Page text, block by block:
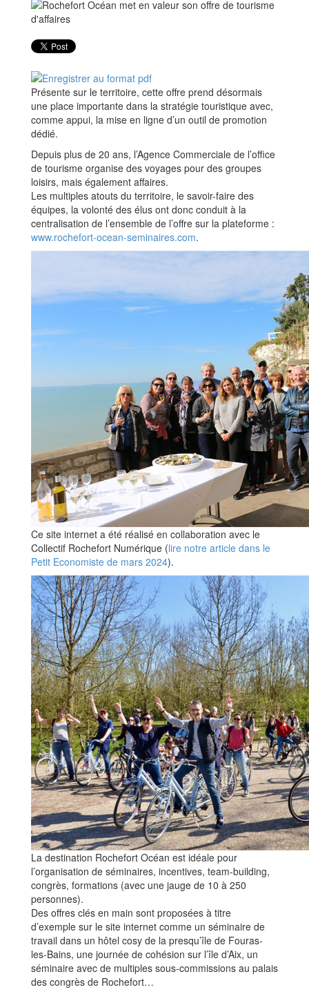
Présente sur le territoire, cette offre prend désormais
une place importante dans la stratégie touristique avec,
comme appui, la mise en ligne d’un outil de promotion
dédié.
Depuis plus de 20 ans, l’Agence Commerciale de l’office
de tourisme organise des voyages pour des groupes
loisirs, mais également affaires.
Les multiples atouts du territoire, le savoir-faire des
équipes, la volonté des élus ont donc conduit à la
centralisation de l’ensemble de l’offre sur la plateforme :
www.rochefort-ocean-seminaires.com.
Ce site internet a été réalisé en collaboration avec le
Collectif Rochefort Numérique (lire notre article dans le
Petit Economiste de mars 2024).
La destination Rochefort Océan est idéale pour
l’organisation de séminaires, incentives, team-building,
congrès, formations (avec une jauge de 10 à 250
personnes).
Des offres clés en main sont proposées à titre
d’exemple sur le site internet comme un séminaire de
travail dans un hôtel cosy de la presqu’île de Fouras-
les-Bains, une journée de cohésion sur l’île d’Aix, un
séminaire avec de multiples sous-commissions au palais
des congrès de Rochefort…